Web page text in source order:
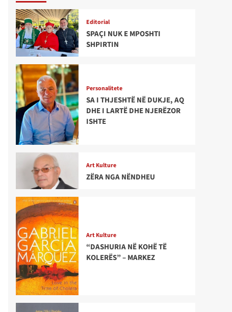
Editorial
SPAÇI NUK E MPOSHTI
SHPIRTIN
Personalitete
SA I THJESHTË NË DUKJE, AQ
DHE I LARTË DHE NJERËZOR
ISHTE
Art Kulture
ZËRA NGA NËNDHEU
Art Kulture
“DASHURIA NË KOHË TË
KOLERËS” – MARKEZ